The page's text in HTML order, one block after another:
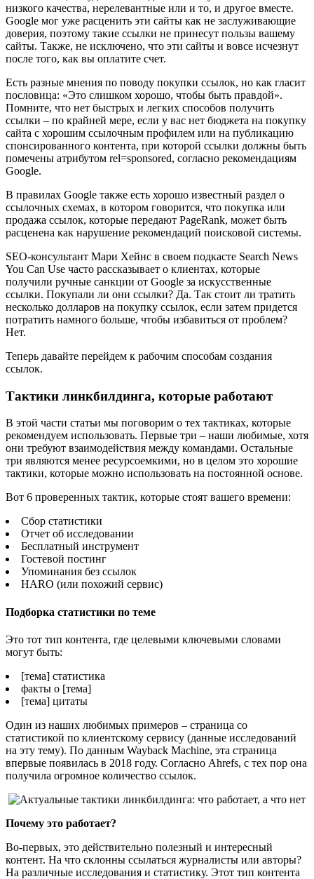
низкого качества, нерелевантные или и то, и другое вместе.
Google мог уже расценить эти сайты как не заслуживающие
доверия, поэтому такие ссылки не принесут пользы вашему
сайты. Также, не исключено, что эти сайты и вовсе исчезнут
после того, как вы оплатите счет.
Есть разные мнения по поводу покупки ссылок, но как гласит
пословица: «Это слишком хорошо, чтобы быть правдой».
Помните, что нет быстрых и легких способов получить
ссылки – по крайней мере, если у вас нет бюджета на покупку
сайта с хорошим ссылочным профилем или на публикацию
спонсированного контента, при которой ссылки должны быть
помечены атрибутом rel=sponsored, согласно рекомендациям
Google.
В правилах Google также есть хорошо известный раздел о
ссылочных схемах, в котором говорится, что покупка или
продажа ссылок, которые передают PageRank, может быть
расценена как нарушение рекомендаций поисковой системы.
SEO-консультант Мари Хейнс в своем подкасте Search News
You Can Use часто рассказывает о клиентах, которые
получили ручные санкции от Google за искусственные
ссылки. Покупали ли они ссылки? Да. Так стоит ли тратить
несколько долларов на покупку ссылок, если затем придется
потратить намного больше, чтобы избавиться от проблем?
Нет.
Теперь давайте перейдем к рабочим способам создания
ссылок.
Тактики линкбилдинга, которые работают
В этой части статьи мы поговорим о тех тактиках, которые
рекомендуем использовать. Первые три – наши любимые, хотя
они требуют взаимодействия между командами. Остальные
три являются менее ресурсоемкими, но в целом это хорошие
тактики, которые можно использовать на постоянной основе.
Вот 6 проверенных тактик, которые стоят вашего времени:
Сбор статистики
Отчет об исследовании
Бесплатный инструмент
Гостевой постинг
Упоминания без ссылок
HARO (или похожий сервис)
Подборка статистики по теме
Это тот тип контента, где целевыми ключевыми словами
могут быть:
[тема] статистика
факты о [тема]
[тема] цитаты
Один из наших любимых примеров – страница со
статистикой по клиентскому сервису (данные исследований
на эту тему). По данным Wayback Machine, эта страница
впервые появилась в 2018 году. Согласно Ahrefs, с тех пор она
получила огромное количество ссылок.
Почему это работает?
Во-первых, это действительно полезный и интересный
контент. На что склонны ссылаться журналисты или авторы?
На различные исследования и статистику. Этот тип контента